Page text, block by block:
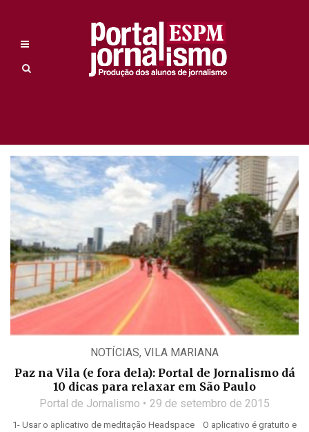
NOTÍCIAS, VILA MARIANA
Paz na Vila (e fora dela): Portal de Jornalismo dá
10 dicas para relaxar em São Paulo
Portal de Jornalismo 29 de setembro de 2015
1- Usar o aplicativo de meditação Headspace O aplicativo é gratuito e